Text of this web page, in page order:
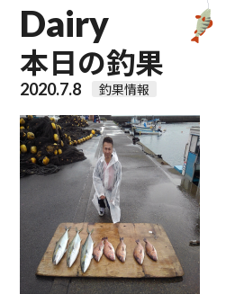
Dairy
本日の釣果
2020.7.8 釣果情報